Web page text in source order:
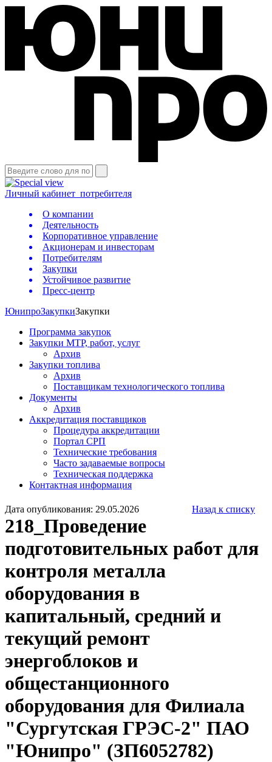
Личный кабинет потребителя
О компании
Деятельность
Корпоративное управление
Акционерам и инвесторам
Потребителям
Закупки
Устойчивое развитие
Пресс-центр
ЮнипроЗакупкиЗакупки
Программа закупок
Закупки МТР, работ, услуг
Архив
Закупки топлива
Архив
Поставщикам технологического топлива
Документы
Архив
Аккредитация поставщиков
Процедура аккредитации
Портал СРП
Технические требования
Часто задаваемые вопросы
Техническая поддержка
Контактная информация
Дата опубликования: 29.05.2026 Назад к списку
218_Проведение
подготовительных работ для
контроля металла
оборудования в
капитальный, средний и
текущий ремонт
энергоблоков и
общестанционного
оборудования для Филиала
"Сургутская ГРЭС-2" ПАО
"Юнипро" (ЗП6052782)